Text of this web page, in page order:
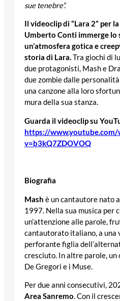
sue tenebre”.
Il videoclip di “Lara 2” per
Umberto Conti immerge lo
un’atmosfera gotica e
storia di Lara.Tra giochi di
due protagonisti, Mash e
due zombie dalle
una canzone alla loro
mura della sua stanza.
Guarda il videoclip su
https://www.youtube.com/
v=b3kQ7ZDOVOQ
Biografia
Mash è un cantautore nato
1997. Nella sua musica per
un’attenzione alle parole,
cantautorato italiano, a una
perforante figlia
cresciuto. In altre parole,
De Gregori e i Muse.
Per due anni consecutivi,
Area Sanremo. Con il